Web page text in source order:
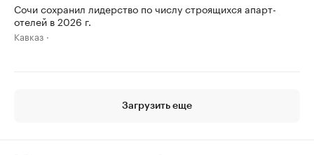
Сочи сохранил лидерство по числу строящихся апарт-
отелей в 2026 г.
Кавказ
Загрузить еще